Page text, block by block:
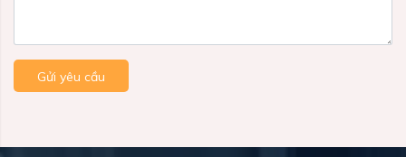
Gửi yêu cầu